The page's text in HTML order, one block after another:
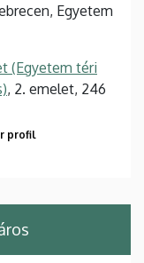
Egyetem
(Egyetem téri
, 2. emelet, 246
profil